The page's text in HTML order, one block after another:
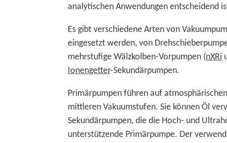
analytischen Anwendungen entscheidend
Es gibt verschiedene Arten von
eingesetzt werden, von
mehrstufige Wälzkolben-Vorpumpen (nXRi
Ionengetter-Sekundärpumpen.
Primärpumpen führen auf
mittleren Vakuumstufen. Sie können Öl
Sekundärpumpen, die die Hoch- und
unterstützende Primärpumpe. Der